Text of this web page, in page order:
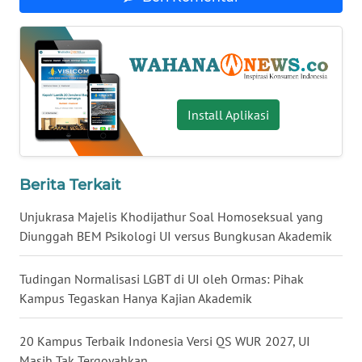
Install Aplikasi
Berita Terkait
Unjukrasa Majelis Khodijathur Soal Homoseksual yang
Diunggah BEM Psikologi UI versus Bungkusan Akademik
Tudingan Normalisasi LGBT di UI oleh Ormas: Pihak
Kampus Tegaskan Hanya Kajian Akademik
20 Kampus Terbaik Indonesia Versi QS WUR 2027, UI
WN
BABEL
WN
SUMBAR
WN
SUMSEL
BENGKULU
LAMPUNG
WN
JATENG